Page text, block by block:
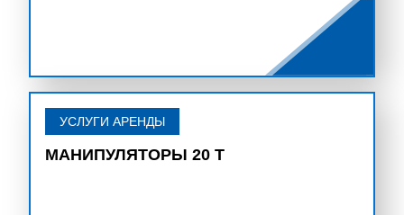
УСЛУГИ АРЕНДЫ
МАНИПУЛЯТОРЫ 20 Т